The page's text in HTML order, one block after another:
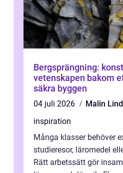
Bergsprängning:
vetenskapen bakom
säkra byggen
04 juli 2026
Malin
inspiration
Många klasser behöver
studieresor, läromedel
Rätt arbetssätt gör